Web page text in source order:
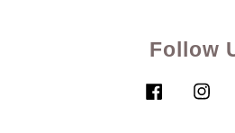
Follow
Facebook